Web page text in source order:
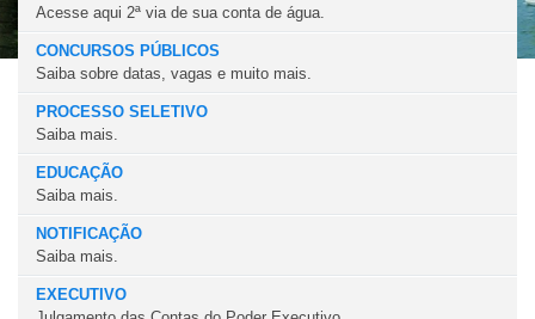
Acesse aqui 2ª via de sua conta de água.
CONCURSOS PÚBLICOS
Saiba sobre datas, vagas e muito mais.
PROCESSO SELETIVO
Saiba mais.
EDUCAÇÃO
Saiba mais.
NOTIFICAÇÃO
Saiba mais.
EXECUTIVO